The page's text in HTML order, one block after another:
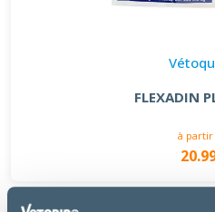
FLEXADIN
à partir